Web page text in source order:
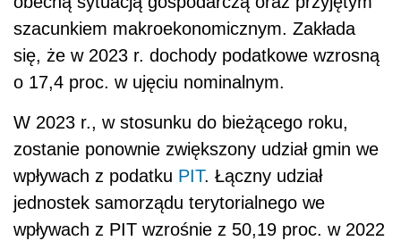
szacunkiem makroekonomicznym. Zakłada
się, że w 2023 r. dochody podatkowe wzrosną
o 17,4 proc. w ujęciu nominalnym.
W 2023 r., w stosunku do bieżącego roku,
zostanie ponownie zwiększony udział gmin we
wpływach z podatku PIT. Łączny udział
jednostek samorządu terytorialnego we
wpływach z PIT wzrośnie z 50,19 proc. w 2022